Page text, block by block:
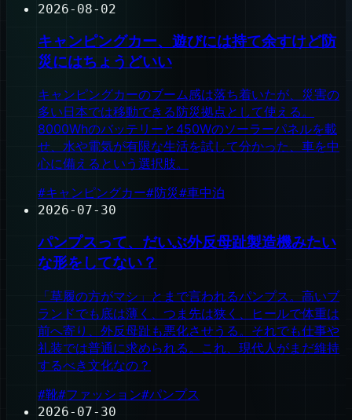
2026-08-02
キャンピングカー、遊びには持て余すけど防
災にはちょうどいい
キャンピングカーのブーム感は落ち着いたが、災害の
多い日本では移動できる防災拠点として使える。
8000Whのバッテリーと450Wのソーラーパネルを載
せ、水や電気が有限な生活を試して分かった、車を中
心に備えるという選択肢。
#キャンピングカー#防災#車中泊
2026-07-30
パンプスって、だいぶ外反母趾製造機みたい
な形をしてない？
「草履の方がマシ」とまで言われるパンプス。高いブ
ランドでも底は薄く、つま先は狭く、ヒールで体重は
前へ寄り、外反母趾も悪化させうる。それでも仕事や
礼装では普通に求められる。これ、現代人がまだ維持
するべき文化なの？
#靴#ファッション#パンプス
2026-07-30